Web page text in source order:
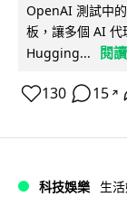
OpenAI 測試中
板，讓多個 AI 代
Hugging...
閱
130 15 ↗
科技娛樂 生